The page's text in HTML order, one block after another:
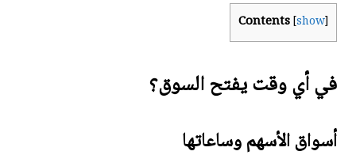
Contents[show]
في أي وقت يفتح السوق؟
أسواق الأسهم وساعاتها